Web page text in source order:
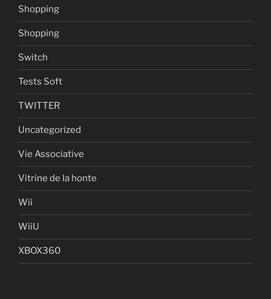
Shopping
Shopping
Switch
Tests Soft
TWITTER
Uncategorized
Vie Associative
Vitrine de la honte
Wii
WiiU
XBOX360